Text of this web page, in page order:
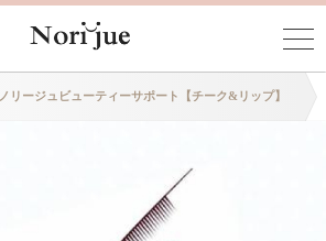
ノリージュビューティーサポート【チーク&リップ】